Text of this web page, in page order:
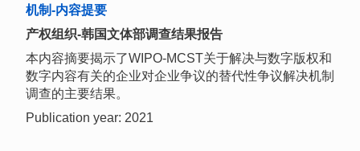
机制-内容提要
产权组织-韩国文体部调查结果报告
本内容摘要揭示了WIPO-MCST关于解决与数字版权和
数字内容有关的企业对企业争议的替代性争议解决机制
调查的主要结果。
Publication year: 2021